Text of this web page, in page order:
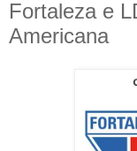
Fortaleza e
Americana